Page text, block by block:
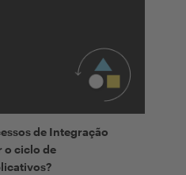
de Integração
o ciclo de